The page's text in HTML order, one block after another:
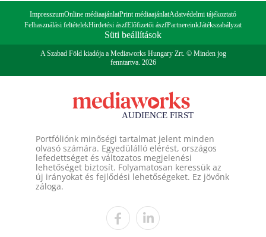
ImpresszumOnline médiaajánlatPrint médiaajánlatAdatvédelmi tájékoztató
Felhasználási feltételekHirdetési ászfElőfizetői ászfPartnereinkJátékszabályzat
Süti beállítások
A Szabad Föld kiadója a Mediaworks Hungary Zrt. © Minden jog
fenntartva. 2026
Portfóliónk minőségi tartalmat jelent minden
olvasó számára. Egyedülálló elérést, országos
lefedettséget és változatos megjelenési
lehetőséget biztosít. Folyamatosan keressük az
új irányokat és fejlődési lehetőségeket. Ez jövőnk
záloga.